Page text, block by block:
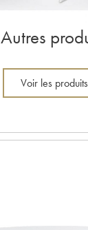
Autres
Voir les produits